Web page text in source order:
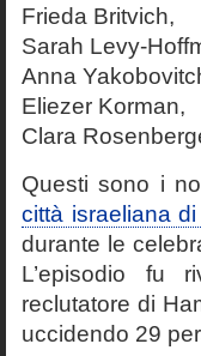
Frieda Britvich,
Sarah Levy-
Anna
Eliezer Korman,
Clara
Questi sono i
città israeliana
durante le
L’episodio fu
reclutatore di
uccidendo 29